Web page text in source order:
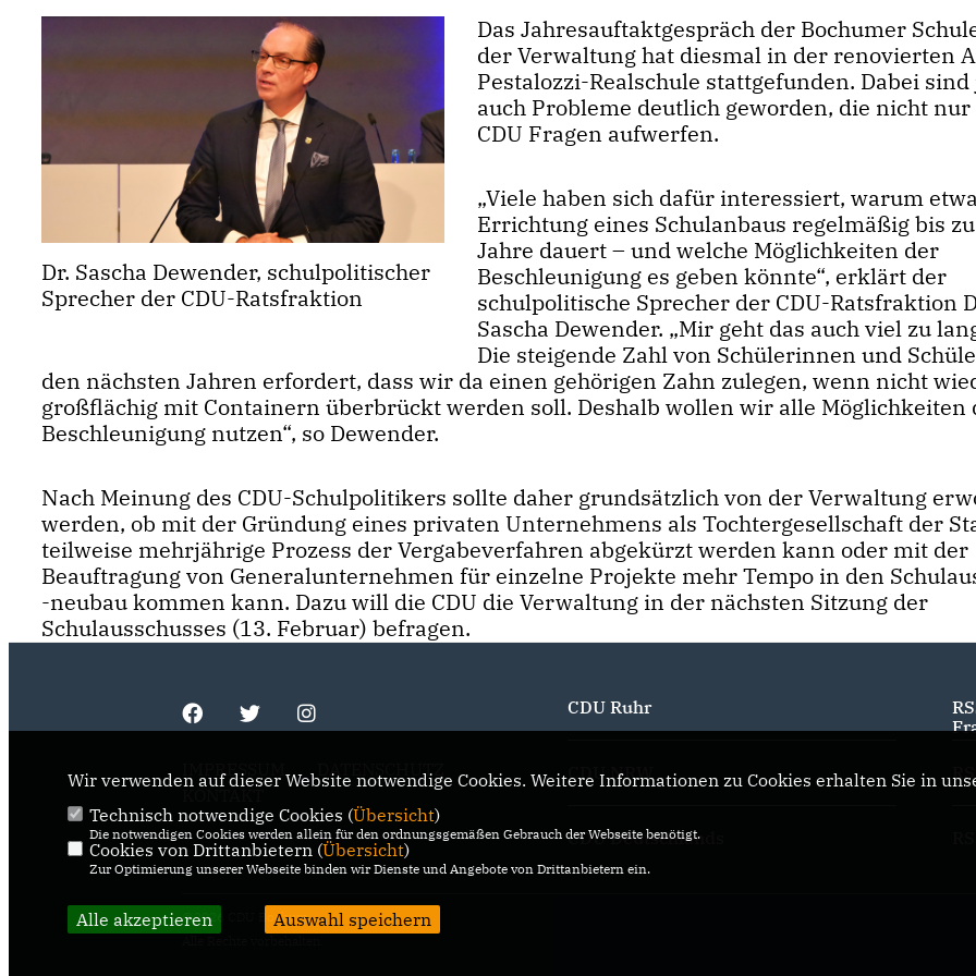
Dr. Sascha Dewender, schulpolitischer
Sprecher der CDU-Ratsfraktion
Das Jahresauftaktgespräch der Bochumer
der Verwaltung hat diesmal in der renovierten
Pestalozzi-Realschule stattgefunden. Dabei sind
auch Probleme deutlich geworden, die nicht
CDU Fragen aufwerfen.
Viele haben sich dafür interessiert, warum
Errichtung eines Schulanbaus regelmäßig bis
Jahre dauert – und welche Möglichkeiten der
Beschleunigung es geben könnte“, erklärt der
schulpolitische Sprecher der CDU-Ratsfraktion
Sascha Dewender. „Mir geht das auch viel zu
Die steigende Zahl von Schülerinnen und
den nächsten Jahren erfordert, dass wir da einen gehörigen Zahn zulegen, wenn nicht
großflächig mit Containern überbrückt werden soll. Deshalb wollen wir alle Möglichkeiten
Beschleunigung nutzen“, so Dewender.
Nach Meinung des CDU-Schulpolitikers sollte daher grundsätzlich von der Verwaltung
werden, ob mit der Gründung eines privaten Unternehmens als Tochtergesellschaft der
teilweise mehrjährige Prozess der Vergabeverfahren abgekürzt werden kann oder mit der
Beauftragung von Generalunternehmen für einzelne Projekte mehr Tempo in den
-neubau kommen kann. Dazu will die CDU die Verwaltung in der nächsten Sitzung der
Schulausschusses (13. Februar) befragen.
IMPRESSUM
DATENSCHUTZ
CDU Ruhr
CDU NRW
CDU Deutschlands
@2026 CDU Bochum
Wir verwenden auf dieser Website notwendige Cookies. Weitere Informationen zu Cookies erhalten Sie in
Technisch notwendige Cookies (Übersicht)
Die notwendigen Cookies werden allein für den ordnungsgemäßen Gebrauch der Webseite benötigt.
Cookies von Drittanbietern (Übersicht)
Zur Optimierung unserer Webseite binden wir Dienste und Angebote von Drittanbietern ein.
Alle akzeptieren Auswahl speichern